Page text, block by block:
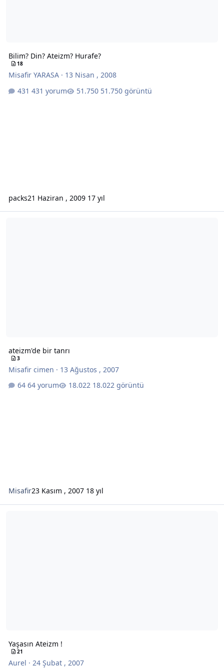
Bilim? Din? Ateizm? Hurafe?
18
Misafir YARASA · 13 Nisan , 2008
431 yorum
51.750 görüntü
packs21 Haziran , 2009 17 yıl
ateizm'de bir tanrı
3
Misafir cimen · 13 Ağustos , 2007
64 yorum
18.022 görüntü
Misafir23 Kasım , 2007 18 yıl
Yaşasın Ateizm !
21
Aurel · 24 Şubat , 2007